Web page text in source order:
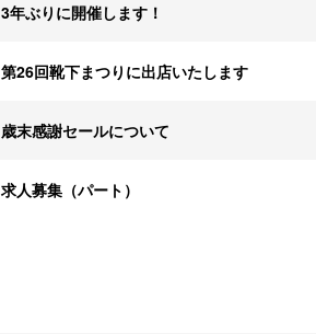
3年ぶりに開催します！
第26回靴下まつりに出店いたします
歳末感謝セールについて
求人募集（パート）